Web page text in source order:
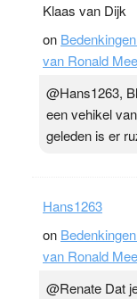
Klaas van Dijk
on
van Ronald
@Hans1263,
een vehikel
geleden is er
Hans1263
on
van Ronald
@Renate Dat